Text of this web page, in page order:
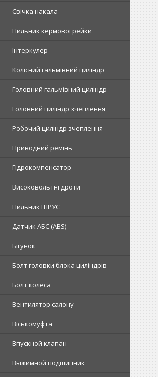
Свічка накала
Пильник кермової рейки
Інтеркулер
Колісний гальмівний циліндр
Головний гальмівний циліндр
Головний циліндр зчеплення
Робочий циліндр зчеплення
Приводний ремінь
Гідрокомпенсатор
Високовольтні дроти
Пильник ШРУС
Датчик АБС (ABS)
Бігунок
Болт головки блока циліндрів
Болт колеса
Вентилятор салону
Віськомуфта
Впускной клапан
Выжимной подшипник